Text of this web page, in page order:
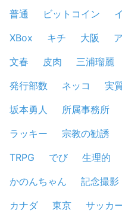
普通
ビットコイン
XBox
キチ 大阪
文春
皮肉 三浦瑠麗
発行部数
ネッコ 実
坂本勇人
所属事務所
ラッキー
宗教の勧誘
TRPG
でび 生理的
かのんちゃん
記念撮影
カナダ
東京 サッカ